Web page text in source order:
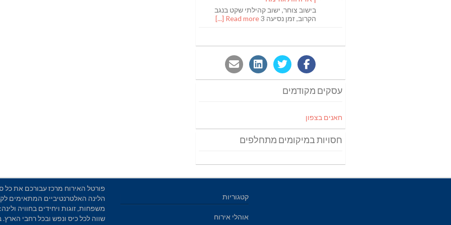
בישוב צוחר, ישוב קהילתי שקט בנגב
הקרוב, זמן נסיעה 3
Read more [...]
עסקים מקודמים
חאנים בצפון
חסויות במיקומים מתחלפים
פורטל האירוח מרכז עבורכם את כל
הלינה האלטרנטיביים המתאימים
משפחות, זוגות ויחידים בחוויה
שווה לכל כיס ונפש ובכל רחבי הארץ.
קטגוריות
אוהלי אירוח